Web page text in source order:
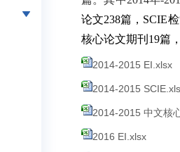
论文238篇，SCIE
核心论文期刊19篇
2014-2015 EI.xlsx
2014-2015
2014-2015 中文核
2016 EI.xlsx